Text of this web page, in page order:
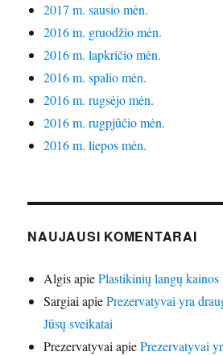
2017 m. sausio mėn.
2016 m. gruodžio mėn.
2016 m. lapkričio mėn.
2016 m. spalio mėn.
2016 m. rugsėjo mėn.
2016 m. rugpjūčio mėn.
2016 m. liepos mėn.
NAUJAUSI KOMENTARAI
AlgisapiePlastikinių langų
SargiaiapiePrezervatyvai yra
Jūsų sveikatai
PrezervatyvaiapiePrezervatyvai